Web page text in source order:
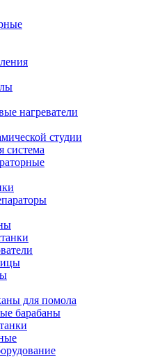
нагреватели
студии
система
для помола
барабаны